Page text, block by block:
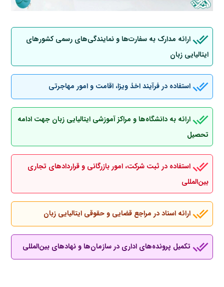
ارائه مدارک به سفارت‌ها و نمایندگی‌های رسمی کشورهای
ایتالیایی زبان
استفاده در فرآیند اخذ ویزا، اقامت و امور مهاجرتی
ارائه به دانشگاه‌ها و مراکز آموزشی ایتالیایی زبان جهت ادامه
تحصیل
استفاده در ثبت شرکت، امور بازرگانی و قراردادهای تجاری
بین‌المللی
ارائه اسناد در مراجع قضایی و حقوقی ایتالیایی زبان
تکمیل پرونده‌های اداری در سازمان‌ها و نهادهای بین‌المللی